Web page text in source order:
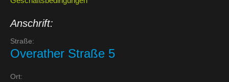
Anschrift:
Straße:
Overather Straße 5
Ort: